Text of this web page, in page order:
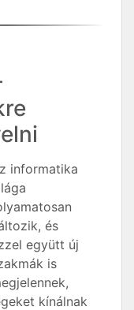
informatika
és
együtt új
is
kínálnak